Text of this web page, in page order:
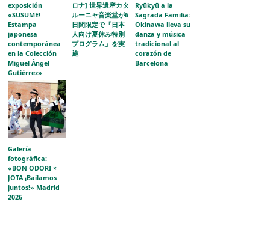
exposición
«SUSUME!
Estampa
japonesa
contemporánea
en la Colección
Miguel Ángel
Gutiérrez»
acerca la
evolución del
grabado japonés
al público
aragonés
ロナ] 世界遺産カタ
ルーニャ音楽堂が6
日間限定で『日本
人向け夏休み特別
プログラム』を実
施
Ryūkyū a la
Sagrada Familia:
Okinawa lleva su
danza y música
tradicional al
corazón de
Barcelona
Galería
fotográfica:
«BON ODORI ×
JOTA ¡Bailamos
juntos!» Madrid
2026